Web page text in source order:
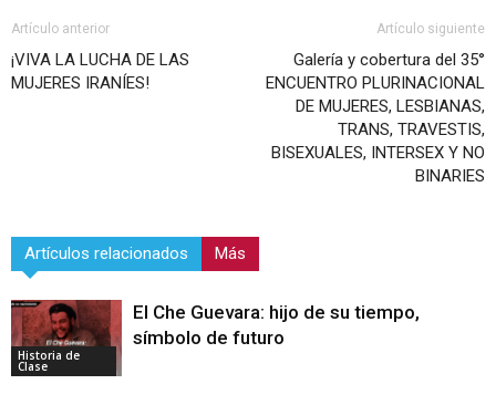
Artículo anterior
¡VIVA LA LUCHA DE LAS
MUJERES IRANÍES!
Artículo siguiente
Galería y cobertura del 35°
ENCUENTRO PLURINACIONAL
DE MUJERES, LESBIANAS,
TRANS, TRAVESTIS,
BISEXUALES, INTERSEX Y NO
BINARIES
Artículos relacionados Más
Historia de
Clase
El Che Guevara: hijo de su tiempo,
símbolo de futuro